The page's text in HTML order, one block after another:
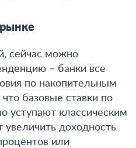
сейчас можно
– банки все
по накопительным
базовые ставки по
уступают классическим
доходность
или